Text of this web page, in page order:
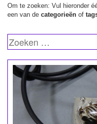
Om te zoeken: Vul hieronder
een van de categorieën of